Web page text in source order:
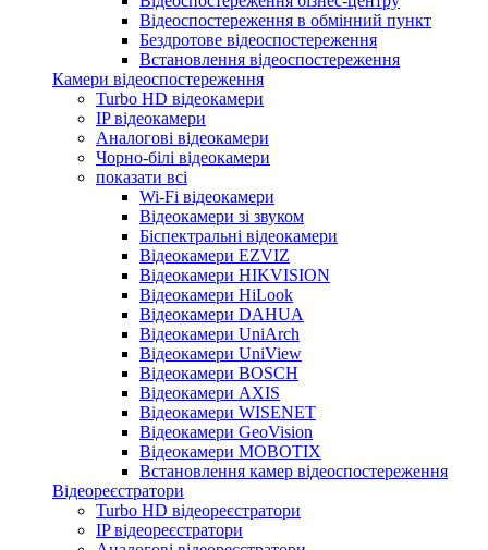
Відеоспостереження в обмінний пункт
Бездротове відеоспостереження
Встановлення відеоспостереження
Камери відеоспостереження
Turbo HD відеокамери
IP відеокамери
Аналогові відеокамери
Чорно-білі відеокамери
показати всі
Wi-Fi відеокамери
Відеокамери зі звуком
Біспектральні відеокамери
Відеокамери EZVIZ
Відеокамери HIKVISION
Відеокамери HiLook
Відеокамери DAHUA
Відеокамери UniArch
Відеокамери UniView
Відеокамери BOSCH
Відеокамери AXIS
Відеокамери WISENET
Відеокамери GeoVision
Відеокамери MOBOTIX
Встановлення камер відеоспостереження
Відеореєстратори
Turbo HD відеореєстратори
IP відеореєстратори